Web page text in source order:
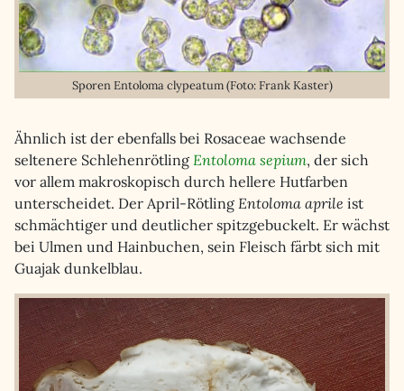
Sporen Entoloma clypeatum (Foto: Frank Kaster)
Ähnlich ist der ebenfalls bei Rosaceae wachsende
seltenere Schlehenrötling Entoloma sepium, der sich
vor allem makroskopisch durch hellere Hutfarben
unterscheidet. Der April-Rötling Entoloma aprile ist
schmächtiger und deutlicher spitzgebuckelt. Er wächst
bei Ulmen und Hainbuchen, sein Fleisch färbt sich mit
Guajak dunkelblau.